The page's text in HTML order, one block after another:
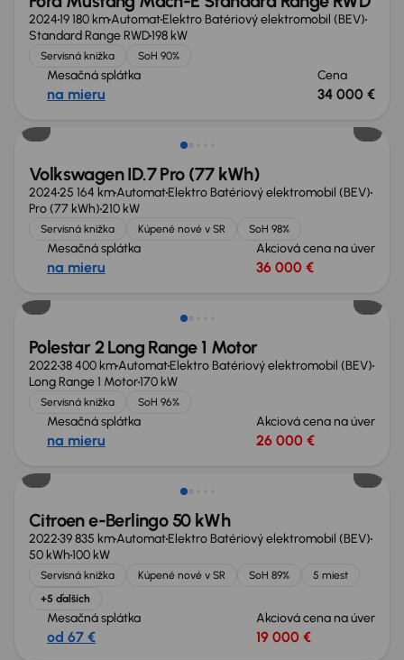
202419 180 kmAutomatElektro Batériový elektromobil (BEV)
Standard Range RWD198 kW
Servisná knižka SoH 90%
Mesačná splátka
na mieru
Cena
34 000 €
Volkswagen ID.7 Pro (77 kWh)
202425 164 kmAutomatElektro Batériový elektromobil (BEV)
Pro (77 kWh)210 kW
Servisná knižka Kúpené nové v SR SoH 98%
Mesačná splátka
na mieru
Akciová cena na úver
36 000 €
Zlacnené o 2 000 €
Polestar 2 Long Range 1 Motor
202238 400 kmAutomatElektro Batériový elektromobil (BEV)
Long Range 1 Motor170 kW
Servisná knižka SoH 96%
Mesačná splátka
na mieru
Akciová cena na úver
26 000 €
Citroen e-Berlingo 50 kWh
202239 835 kmAutomatElektro Batériový elektromobil (BEV)
50 kWh100 kW
Servisná knižka Kúpené nové v SR SoH 89%
5 miest
+5 ďalších
Mesačná splátka
od 67 €
Akciová cena na úver
19 000 €